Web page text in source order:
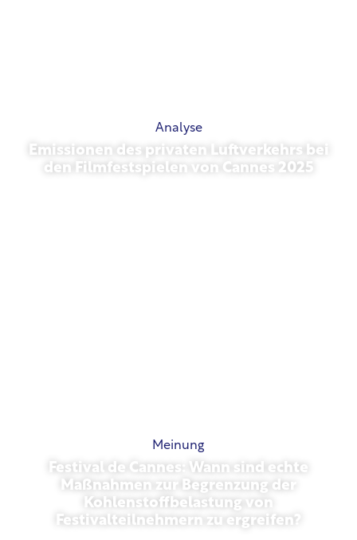
Analyse
Emissionen des privaten Luftverkehrs bei
den Filmfestspielen von Cannes 2025
Meinung
Festival de Cannes: Wann sind echte
Maßnahmen zur Begrenzung der
Kohlenstoffbelastung von
Festivalteilnehmern zu ergreifen?